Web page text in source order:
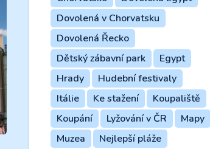
Dovolená v Chorvatsku
Dovolená Řecko
Dětský zábavní park
Egypt
Hrady
Hudební festivaly
Itálie
Ke stažení
Koupaliště
Koupání
Lyžování v ČR
Mapy
Muzea
Nejlepší pláže